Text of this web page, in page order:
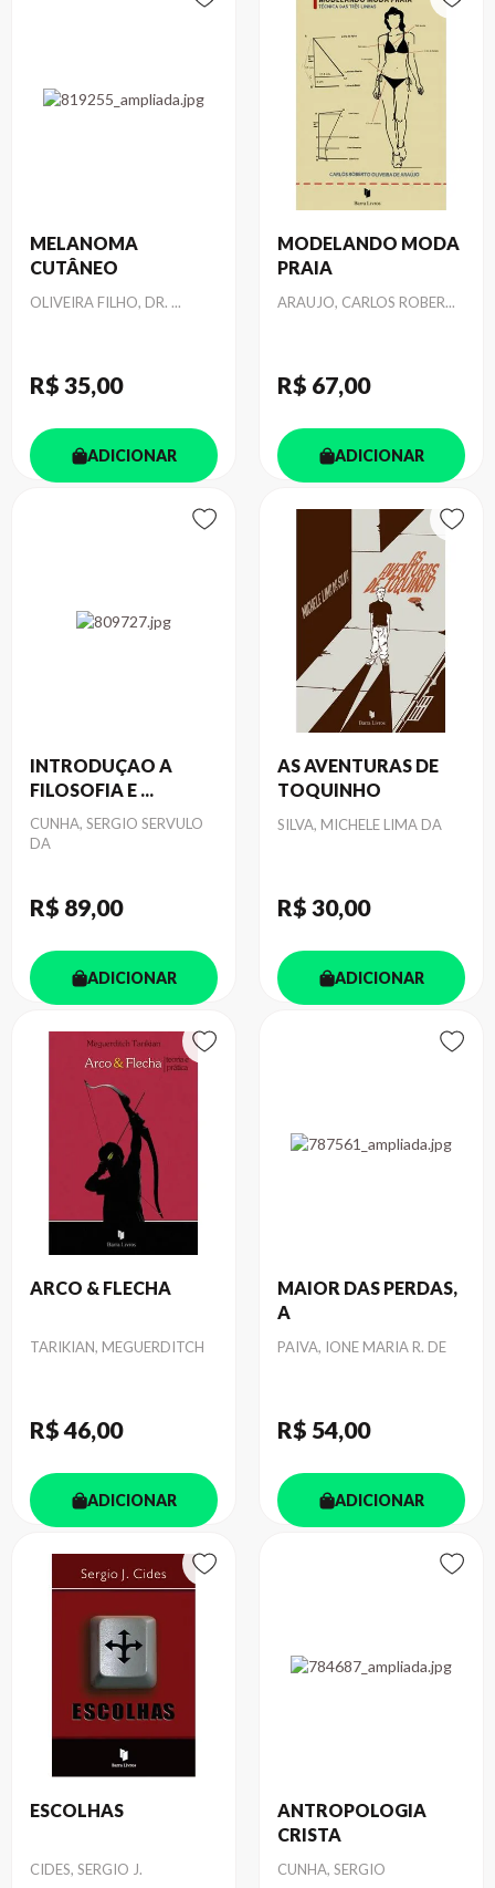
MELANOMA
CUTÂNEO
Autor
OLIVEIRA FILHO, DR. ...
R$ 35,00
ADICIONAR
MODELANDO MODA
PRAIA
Autor
ARAUJO, CARLOS ROBER...
R$ 67,00
ADICIONAR
INTRODUÇAO A
FILOSOFIA E ...
Autor
CUNHA, SERGIO SERVULO
DA
R$ 89,00
ADICIONAR
AS AVENTURAS DE
TOQUINHO
Autor
SILVA, MICHELE LIMA DA
R$ 30,00
ADICIONAR
ARCO & FLECHA
Autor
TARIKIAN, MEGUERDITCH
R$ 46,00
ADICIONAR
MAIOR DAS PERDAS,
A
Autor
PAIVA, IONE MARIA R. DE
R$ 54,00
ADICIONAR
ESCOLHAS
Autor
CIDES, SERGIO J.
ANTROPOLOGIA
CRISTA
Autor
CUNHA, SERGIO